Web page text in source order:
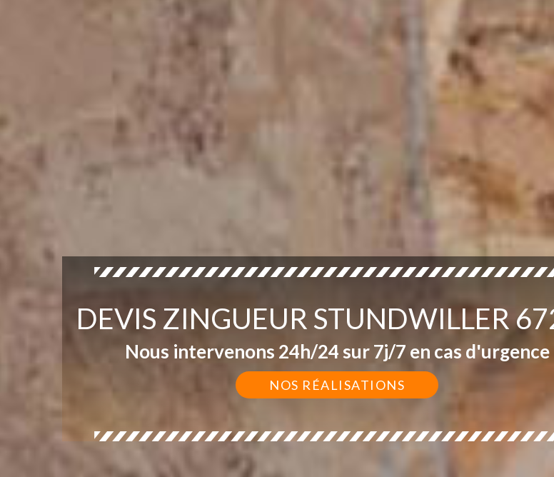
DEVIS ZINGUEUR STUNDWILLER
Nous intervenons 24h/24 sur 7j/7 en cas d'urgence
NOS RÉALISATIONS